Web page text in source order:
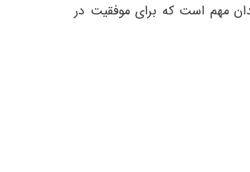
مهم است که برای موفقیت در